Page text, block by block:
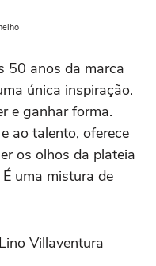
50 anos da marca
única inspiração.
e ganhar forma.
ao talento, oferece
os olhos da plateia
uma mistura de
Villaventura